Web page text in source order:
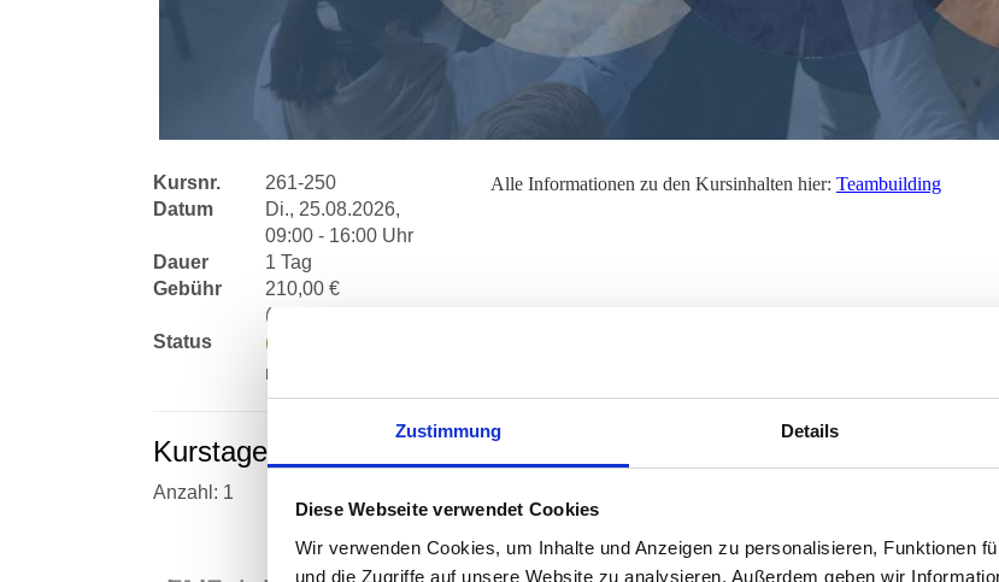
Zustimmung Details
Diese Webseite verwendet Cookies
Wir verwenden Cookies, um Inhalte und Anzeigen zu personalisieren, Funktionen
und die Zugriffe auf unsere Website zu analysieren. Außerdem geben wir
Kursnr.
261-250
Datum
Di., 25.08.2026,
09:00 - 16:00 Uhr
Dauer
1 Tag
Gebühr
210,00 €
(erm. 0,00 €)
Status
möglich
Alle Informationen zu den Kursinhalten hier: Teambuilding
Kurstage
Anzahl: 1
Datum
25.08.2026